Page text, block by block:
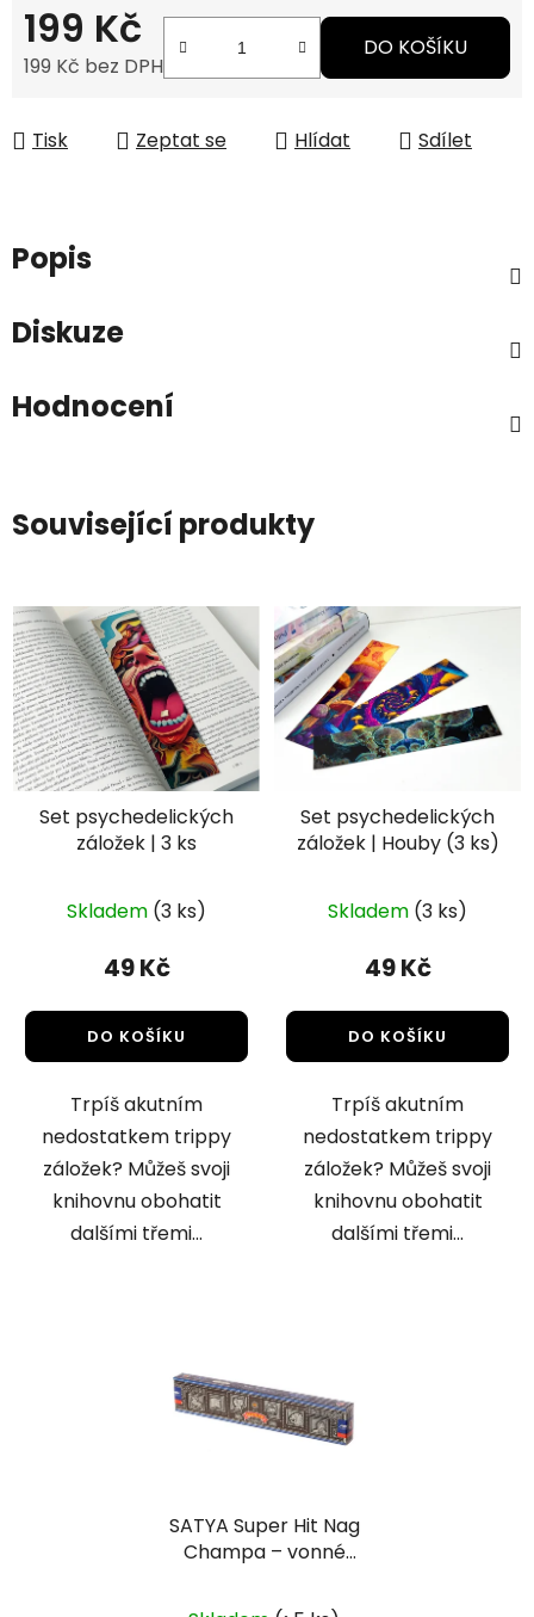
199 Kč
199 Kč bez DPH
DO KOŠÍKU
Tisk Zeptat se Hlídat Sdílet
Popis
Diskuze
Hodnocení
Související produkty
Set psychedelických
záložek | 3 ks
Skladem (3 ks)
49 Kč
DO KOŠÍKU
Trpíš akutním
nedostatkem trippy
záložek? Můžeš svoji
knihovnu obohatit
dalšími třemi...
Set psychedelických
záložek | Houby (3 ks)
Skladem (3 ks)
49 Kč
DO KOŠÍKU
Trpíš akutním
nedostatkem trippy
záložek? Můžeš svoji
knihovnu obohatit
dalšími třemi...
SATYA Super Hit Nag
Champa – vonné